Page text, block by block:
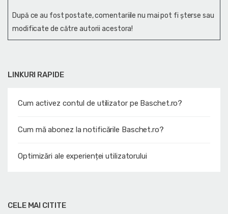
LINKURI RAPIDE
Cum activez contul de utilizator pe Baschet.ro?
Cum mă abonez la notificările Baschet.ro?
Optimizări ale experienței utilizatorului
După ce au fost postate, comentariile nu mai pot fi șterse sau
modificate de către autorii acestora!
CELE MAI CITITE